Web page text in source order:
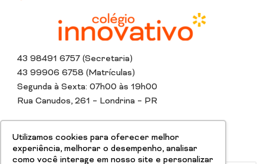
Utilizamos cookies para oferecer melhor
experiência, melhorar o desempenho, analisar
como você interage em nosso site e personalizar
43 98491 6757 (Secretaria)
43 99906 6758 (Matrículas)
Segunda à Sexta: 07h00 às 19h00
Rua Canudos, 261 – Londrina – PR
InstagramWhatsapp
Tiktok Linkedin